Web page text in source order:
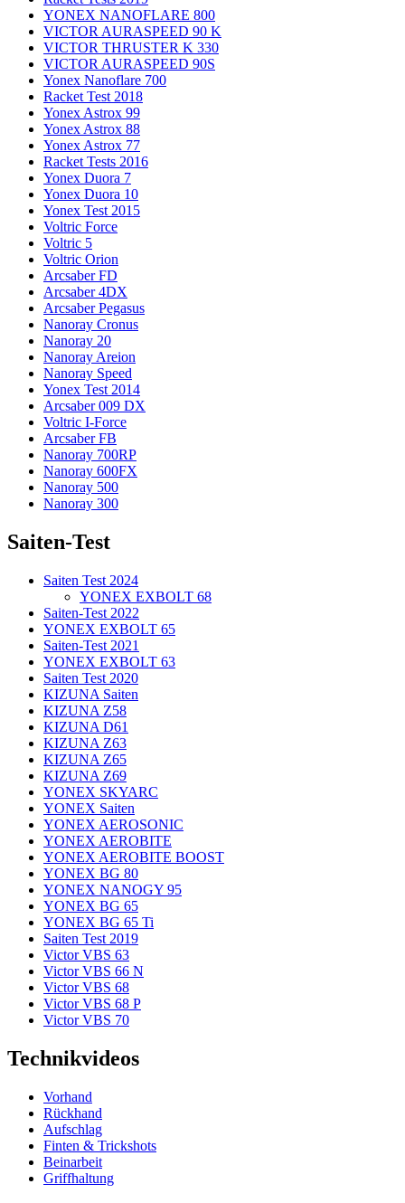
YONEX NANOFLARE 800
VICTOR AURASPEED 90 K
VICTOR THRUSTER K 330
VICTOR AURASPEED 90S
Yonex Nanoflare 700
Racket Test 2018
Yonex Astrox 99
Yonex Astrox 88
Yonex Astrox 77
Racket Tests 2016
Yonex Duora 7
Yonex Duora 10
Yonex Test 2015
Voltric Force
Voltric 5
Voltric Orion
Arcsaber FD
Arcsaber 4DX
Arcsaber Pegasus
Nanoray Cronus
Nanoray 20
Nanoray Areion
Nanoray Speed
Yonex Test 2014
Arcsaber 009 DX
Voltric I-Force
Arcsaber FB
Nanoray 700RP
Nanoray 600FX
Nanoray 500
Nanoray 300
Saiten-Test
Saiten Test 2024
YONEX EXBOLT 68
Saiten-Test 2022
YONEX EXBOLT 65
Saiten-Test 2021
YONEX EXBOLT 63
Saiten Test 2020
KIZUNA Saiten
KIZUNA Z58
KIZUNA D61
KIZUNA Z63
KIZUNA Z65
KIZUNA Z69
YONEX SKYARC
YONEX Saiten
YONEX AEROSONIC
YONEX AEROBITE
YONEX AEROBITE BOOST
YONEX BG 80
YONEX NANOGY 95
YONEX BG 65
YONEX BG 65 Ti
Saiten Test 2019
Victor VBS 63
Victor VBS 66 N
Victor VBS 68
Victor VBS 68 P
Victor VBS 70
Technikvideos
Vorhand
Rückhand
Aufschlag
Finten & Trickshots
Beinarbeit
Griffhaltung